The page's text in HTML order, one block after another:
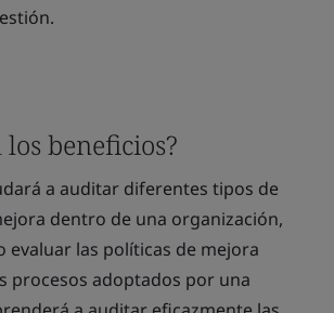
los beneficios?
a auditar diferentes tipos de
dentro de una organización,
evaluar las políticas de mejora
procesos adoptados por una